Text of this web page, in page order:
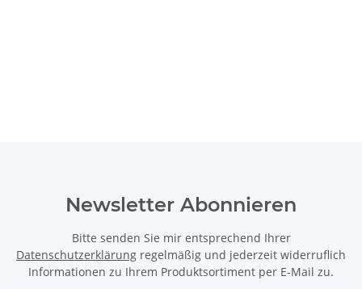
Newsletter Abonnieren
Bitte senden Sie mir entsprechend Ihrer
Datenschutzerklärung regelmäßig und jederzeit widerruflich
Informationen zu Ihrem Produktsortiment per E-Mail zu.